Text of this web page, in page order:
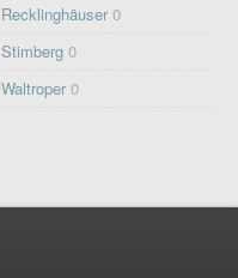
Recklinghäuser 0
Stimberg 0
Waltroper 0